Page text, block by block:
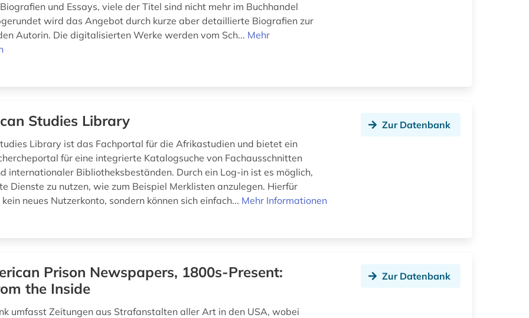
und Essays, viele der Titel sind nicht mehr im Buchhandel
wird das Angebot durch kurze aber detaillierte Biografien zur
Autorin. Die digitalisierten Werke werden vom Sch... Mehr
Studies Library
Library ist das Fachportal für die Afrikastudien und bietet ein
für eine integrierte Katalogsuche von Fachausschnitten
internationaler Bibliotheksbeständen. Durch ein Log-in ist es möglich,
Dienste zu nutzen, wie zum Beispiel Merklisten anzulegen. Hierfür
neues Nutzerkonto, sondern können sich einfach... Mehr Informationen
Zur Datenbank
Prison Newspapers, 1800s-Present:
the Inside
umfasst Zeitungen aus Strafanstalten aller Art in den USA, wobei
Zur Datenbank